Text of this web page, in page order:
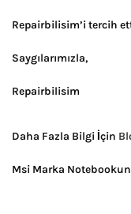
Repairbilisim’i tercih
Saygılarımızla,
Repairbilisim
Daha Fazla Bilgi İçin
Msi Marka